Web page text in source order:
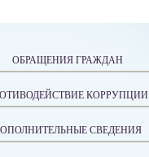
ОБРАЩЕНИЯ ГРАЖДАН
КОРРУПЦИИ
СВЕДЕНИЯ